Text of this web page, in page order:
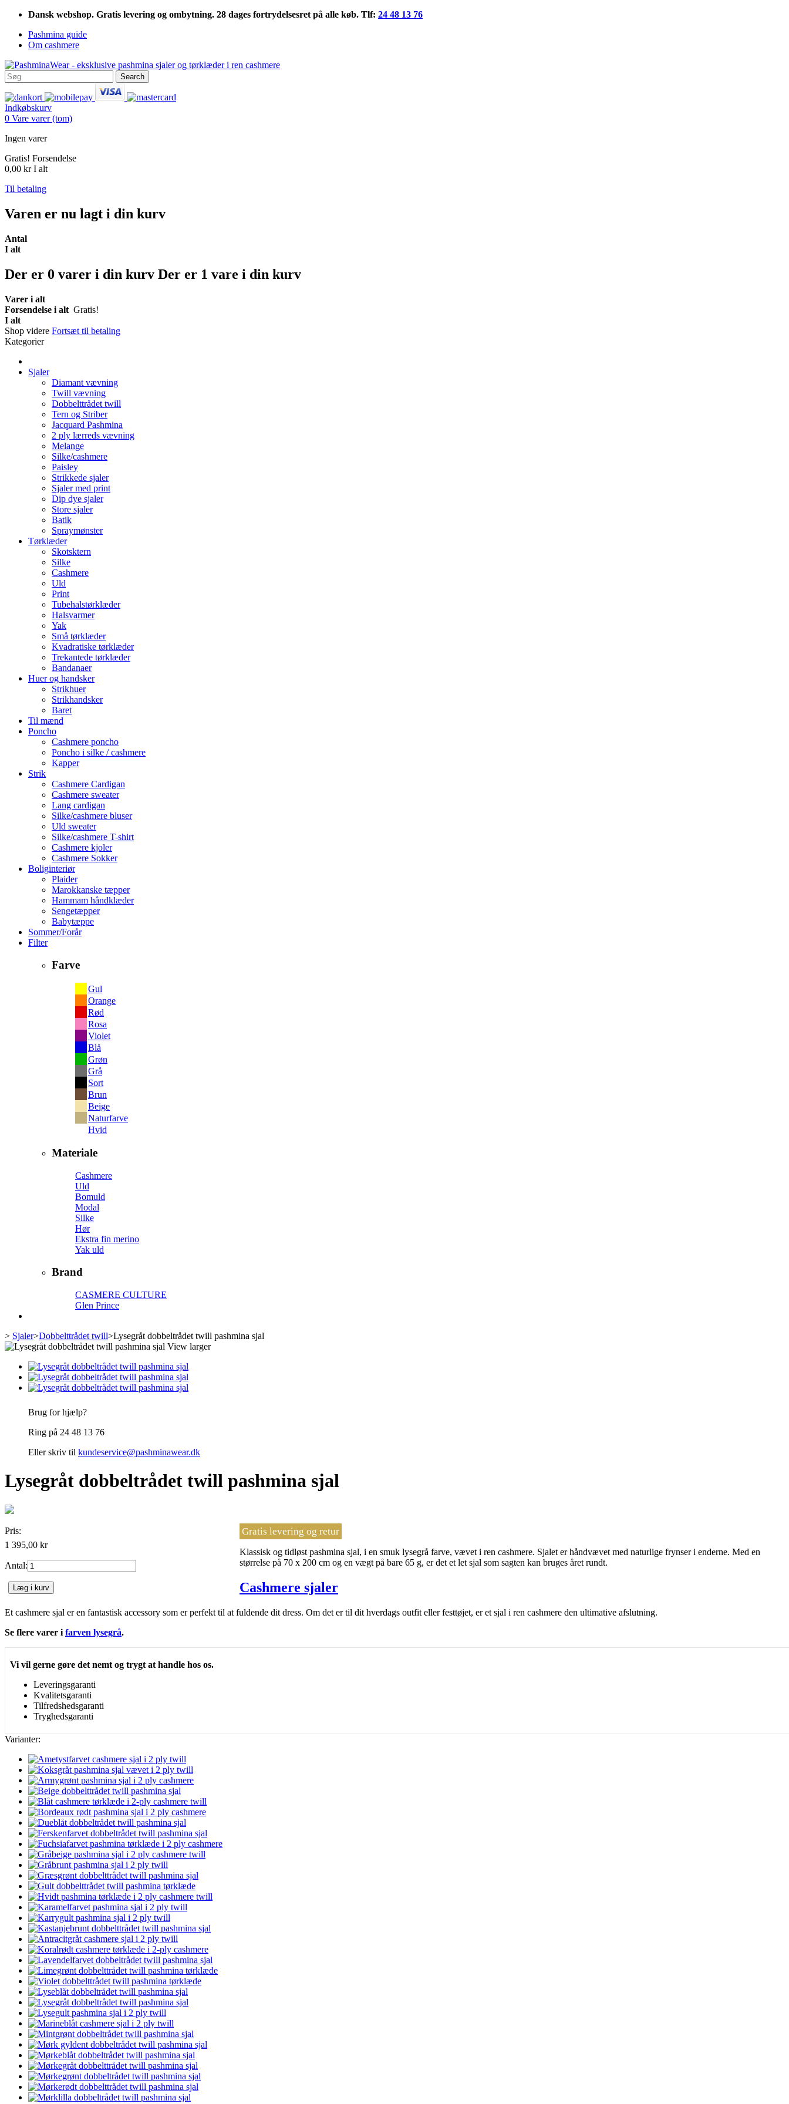
Dansk webshop. Gratis levering og ombytning. 28 dages fortrydelsesret på alle køb. Tlf: 24 48 13 76
Pashmina guide
Om cashmere
Search
Indkøbskurv
0 Vare varer (tom)
Ingen varer
Gratis! Forsendelse
0,00 kr I alt
Til betaling
Varen er nu lagt i din kurv
Antal
I alt
Der er 0 varer i din kurv Der er 1 vare i din kurv
Varer i alt
Forsendelse i alt Gratis!
I alt
Shop videre Fortsæt til betaling
Kategorier
Sjaler
Diamant vævning
Twill vævning
Dobbelttrådet twill
Tern og Striber
Jacquard Pashmina
2 ply lærreds vævning
Melange
Silke/cashmere
Paisley
Strikkede sjaler
Sjaler med print
Dip dye sjaler
Store sjaler
Batik
Spraymønster
Tørklæder
Skotsktern
Silke
Cashmere
Uld
Print
Tubehalstørklæder
Halsvarmer
Yak
Små tørklæder
Kvadratiske tørklæder
Trekantede tørklæder
Bandanaer
Huer og handsker
Strikhuer
Strikhandsker
Baret
Til mænd
Poncho
Cashmere poncho
Poncho i silke / cashmere
Kapper
Strik
Cashmere Cardigan
Cashmere sweater
Lang cardigan
Silke/cashmere bluser
Uld sweater
Silke/cashmere T-shirt
Cashmere kjoler
Cashmere Sokker
Boliginteriør
Plaider
Marokkanske tæpper
Hammam håndklæder
Sengetæpper
Babytæppe
Sommer/Forår
Filter
Farve
Gul
Orange
Rød
Rosa
Violet
Blå
Grøn
Grå
Sort
Brun
Beige
Naturfarve
Hvid
Materiale
Cashmere
Uld
Bomuld
Modal
Silke
Hør
Ekstra fin merino
Yak uld
Brand
CASMERE CULTURE
Glen Prince
> Sjaler>Dobbelttrådet twill>Lysegråt dobbeltrådet twill pashmina sjal
View larger
Brug for hjælp?
Ring på 24 48 13 76
Eller skriv til kundeservice@pashminawear.dk
Lysegråt dobbeltrådet twill pashmina sjal
Pris:
1 395,00 kr
Antal:
Læg i kurv
Gratis levering og retur
Klassisk og tidløst pashmina sjal, i en smuk lysegrå farve, vævet i ren cashmere. Sjalet er håndvævet med naturlige frynser i enderne. Med en
størrelse på 70 x 200 cm og en vægt på bare 65 g, er det et let sjal som sagten kan bruges året rundt.
Cashmere sjaler
Et cashmere sjal er en fantastisk accessory som er perfekt til at fuldende dit dress. Om det er til dit hverdags outfit eller festtøjet, er et sjal i ren cashmere den ultimative afslutning.
Se flere varer i farven lysegrå.
Vi vil gerne gøre det nemt og trygt at handle hos os.
Leveringsgaranti
Kvalitetsgaranti
Tilfredshedsgaranti
Tryghedsgaranti
Varianter: